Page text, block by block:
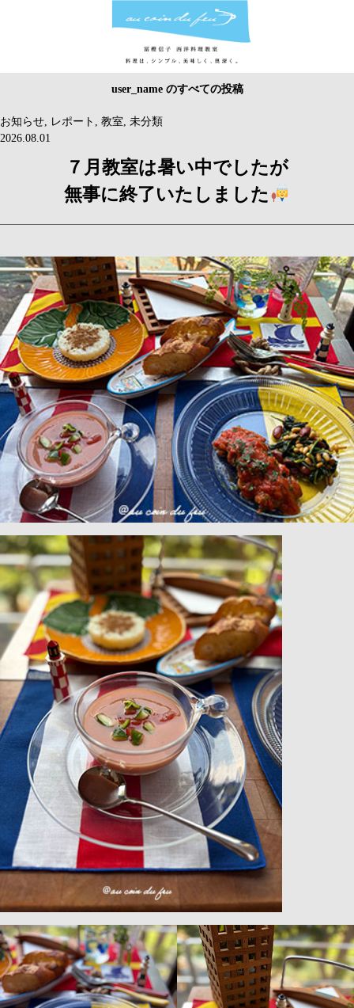
user_name のすべての投稿
お知らせ レポート 教室 未分類
2026.08.01
７月教室は暑い中でしたが
無事に終了いたしました